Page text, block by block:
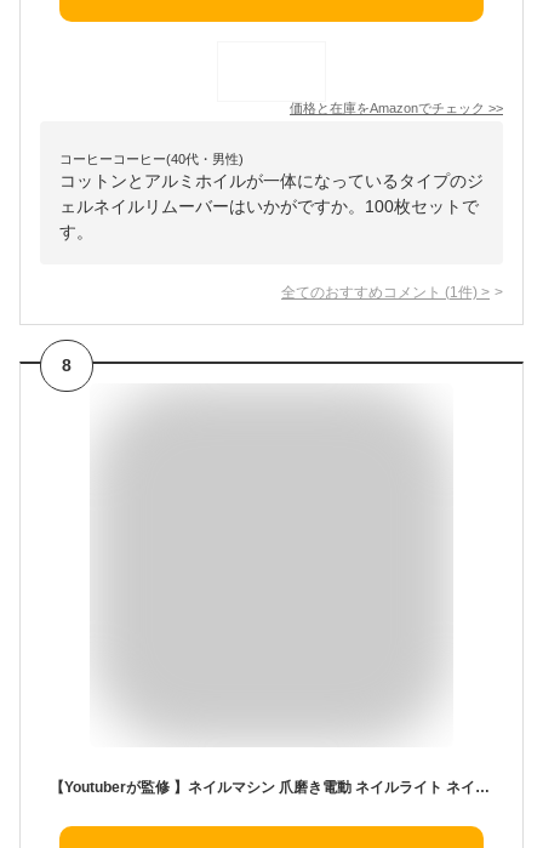
価格と在庫をAmazonでチェック >>
コーヒーコーヒー(40代・男性)
コットンとアルミホイルが一体になっているタイプのジ
ェルネイルリムーバーはいかがですか。100枚セットで
す。
全てのおすすめコメント (1 件) >
8
【Youtuberが監修 】ネイルマシン 爪磨き電動 ネイルライト ネイルマシーン 甘皮処理 多用途 35段&無段階調速 正逆回転 USB給電 超静音設計 65g超軽量設計セルフネイル 12種類のプロフェッショナルビット&36個のサンディングバンド